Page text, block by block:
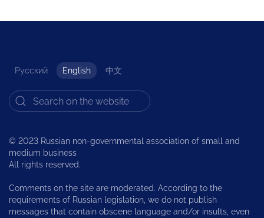
Русский English 中文
© 2023 Russian non-governmental association of small and
medium business
All rights reserved.
Comments on the site are moderated. According to the
requirements of Russian legislation, we do not publish
messages that contain obscene language and/or insults, even